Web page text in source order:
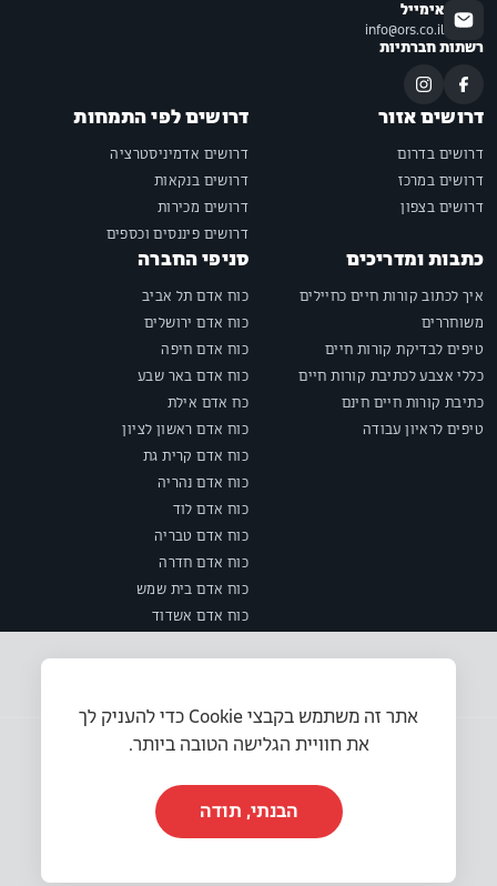
אימייל
info@ors.co.il
רשתות חברתיות
דרושים אזור
דרושים בדרום
דרושים במרכז
דרושים בצפון
דרושים לפי התמחות
דרושים אדמיניסטרציה
דרושים בנקאות
דרושים מכירות
דרושים פיננסים וכספים
כתבות ומדריכים
איך לכתוב קורות חיים כחיילים
משוחררים
טיפים לבדיקת קורות חיים
כללי אצבע לכתיבת קורות חיים
כתיבת קורות חיים חינם
טיפים לראיון עבודה
סניפי החברה
כוח אדם תל אביב
כוח אדם ירושלים
כוח אדם חיפה
כוח אדם באר שבע
כח אדם אילת
כוח אדם ראשון לציון
כוח אדם קרית גת
כוח אדם נהריה
כוח אדם לוד
כוח אדם טבריה
כוח אדם חדרה
כוח אדם בית שמש
כוח אדם אשדוד
אתר זה משתמש בקבצי Cookie כדי להעניק לך
את חוויית הגלישה הטובה ביותר.
הבנתי, תודה